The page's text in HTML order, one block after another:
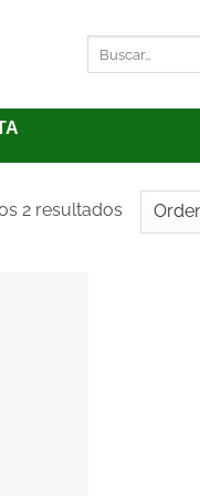
2 resultados